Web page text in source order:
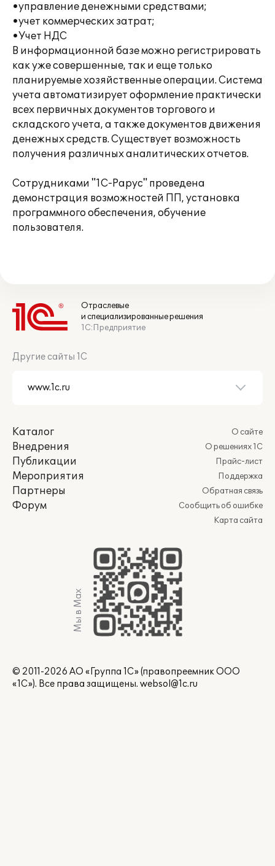
•управление денежными средствами;
•учет коммерческих затрат;
•Учет НДС
В информационной базе можно регистрировать
как уже совершенные, так и еще только
планируемые хозяйственные операции. Система
учета автоматизирует оформление практически
всех первичных документов торгового и
складского учета, а также документов движения
денежных средств. Существует возможность
получения различных аналитических отчетов.
Сотрудниками "1С-Рарус" проведена
демонстрация возможностей ПП, установка
программного обеспечения, обучение
пользователя.
Отраслевые
и специализированные решения
1С:Предприятие
Другие сайты 1С
Каталог
Внедрения
Публикации
Мероприятия
Партнеры
Форум
О сайте
О решениях 1С
Прайс-лист
Поддержка
Обратная связь
Сообщить об ошибке
Карта сайта
Мы в Max
© 2011-2026 АО «Группа 1С» (правопреемник ООО
«1С»). Все права защищены. websol@1c.ru